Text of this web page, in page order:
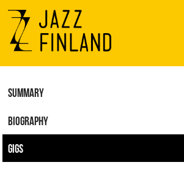
Menu
SUMMARY
BIOGRAPHY
GIGS